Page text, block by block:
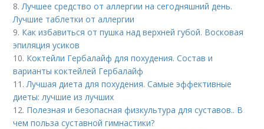
8.Лучшее средство от аллергии на сегодняшний день.
Лучшие таблетки от аллергии
9. Как избавиться от пушка над верхней губой. Восковая
эпиляция усиков
10. Коктейли Гербалайф для похудения. Состав и
варианты коктейлей Гербалайф
11.Лучшая диета для похудения. Самые эффективные
диеты: лучшие из лучших
12. Полезная и безопасная физкультура для суставов.. В
чем польза суставной гимнастики?